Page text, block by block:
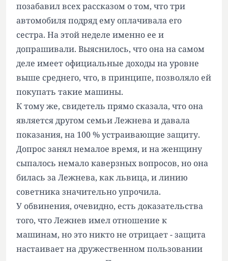
позабавил всех рассказом о том, что три
автомобиля подряд ему оплачивала его
сестра. На этой неделе именно ее и
допрашивали. Выяснилось, что она на самом
деле имеет официальные доходы на уровне
выше среднего, что, в принципе, позволяло ей
покупать такие машины.
К тому же, свидетель прямо сказала, что она
является другом семьи Лежнева и давала
показания, на 100 % устраивающие защиту.
Допрос занял немалое время, и на женщину
сыпалось немало каверзных вопросов, но она
билась за Лежнева, как львица, и линию
советника значительно упрочила.
У обвинения, очевидно, есть доказательства
того, что Лежнев имел отношение к
машинам, но это никто не отрицает - защита
настаивает на дружественном пользовании